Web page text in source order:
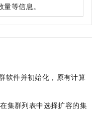
等信息。
软件并初始化，原有计算
在集群列表中选择扩容的集